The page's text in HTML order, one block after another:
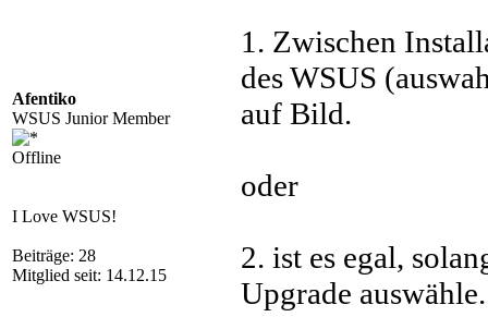
Afentiko
WSUS Junior Member
Offline
I Love WSUS!
Beiträge: 28
Mitglied seit: 14.12.15
1. Zwischen
des WSUS
auf Bild.
oder
2. ist es egal,
Upgrade auswähle.